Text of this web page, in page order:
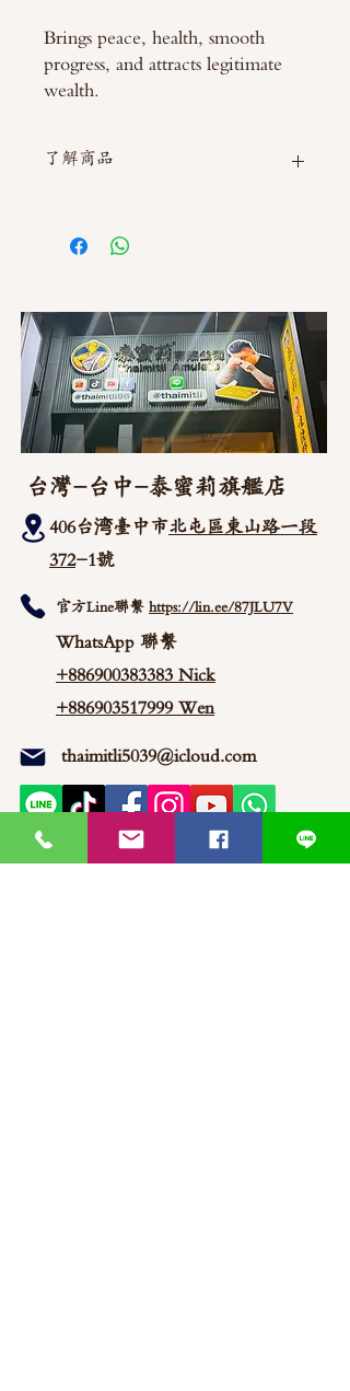
Brings peace, health, smooth
progress, and attracts legitimate
wealth.
了解商品
台灣-台中-泰蜜莉旗艦店
406台湾臺中市北屯區東山路一段
372-1號
官方Line聯繫 https://lin.ee/87JLU7V
WhatsApp 聯繫
+886900383383 Nick
+886903517999 Wen
thaimitli5039@icloud.com